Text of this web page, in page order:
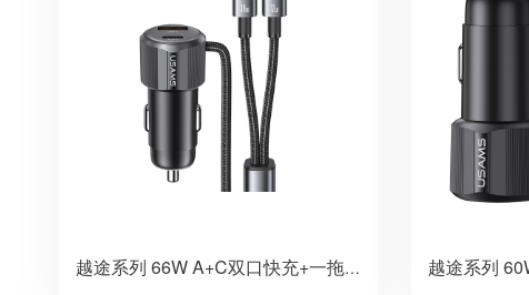
越途系列 66W A+C双口快充+一拖二线C+L车载充电器